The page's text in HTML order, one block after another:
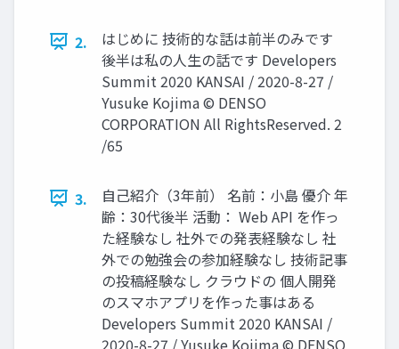
2.
はじめに 技術的な話は前半のみです
後半は私の人生の話です Developers
Summit 2020 KANSAI / 2020-8-27 /
Yusuke Kojima © DENSO
CORPORATION All RightsReserved. 2
/65
3.
自己紹介（3年前） 名前：小島 優介 年
齢：30代後半 活動： Web API を作っ
た経験なし 社外での発表経験なし 社
外での勉強会の参加経験なし 技術記事
の投稿経験なし クラウドの 個人開発
のスマホアプリを作った事はある
Developers Summit 2020 KANSAI /
2020-8-27 / Yusuke Kojima © DENSO